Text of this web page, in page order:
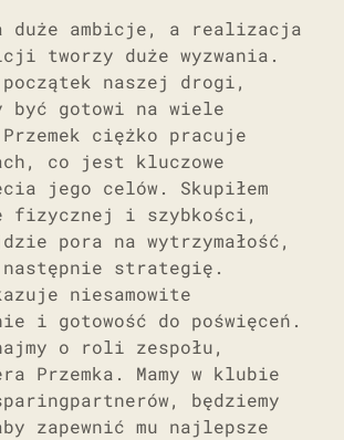
duże ambicje, a realizacja
tworzy duże wyzwania.
naszej drogi,
być gotowi na wiele
ciężko pracuje
co jest kluczowe
jego celów. Skupiłem
fizycznej i szybkości,
pora na wytrzymałość,
strategię.
niesamowite
i gotowość do poświęceń.
o roli zespołu,
Przemka. Mamy w klubie
będziemy
zapewnić mu najlepsze